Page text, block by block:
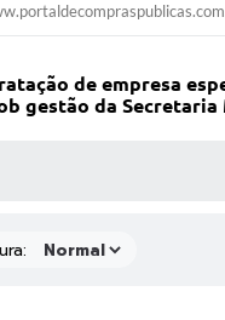
de empresa
gestão da